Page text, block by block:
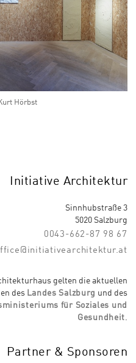
Hörbst
Initiative Architektur
Sinnhubstraße 3
5020 Salzburg
0043-662-87 98 67
gelten die aktuellen
des Landes Salzburg und des
für Soziales und
Gesundheit
Partner & Sponsoren